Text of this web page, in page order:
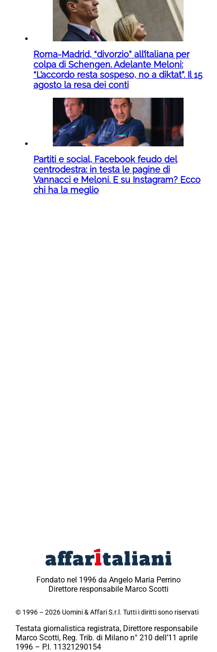
Roma-Madrid, “divorzio” all’italiana per
colpa di Schengen. Adelante Meloni:
“L’accordo resta sospeso, no a diktat”. Il 15
agosto la resa dei conti
Partiti e social, Facebook feudo del
centrodestra: in testa le pagine di
Vannacci e Meloni. E su Instagram? Ecco
chi ha la meglio
Fondato nel 1996 da Angelo Maria Perrino
Direttore responsabile Marco Scotti
© 1996 – 2026 Uomini & Affari S.r.l. Tutti i diritti sono riservati
Testata giornalistica registrata, Direttore responsabile
Marco Scotti, Reg. Trib. di Milano n° 210 dell’11 aprile
1996 – P.I. 11321290154